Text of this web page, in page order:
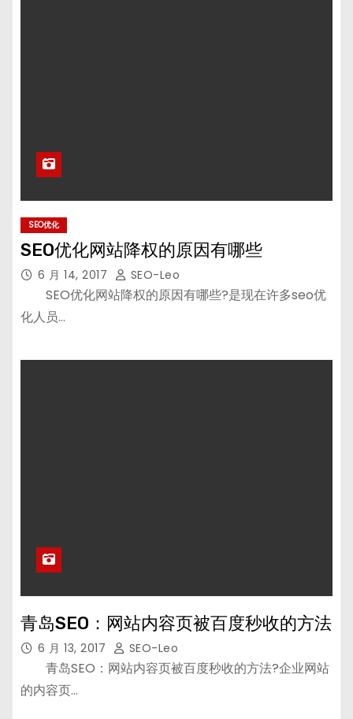
SEO优化
SEO优化网站降权的原因有哪些
6 月 14, 2017 SEO-Leo
SEO优化网站降权的原因有哪些?是现在许多seo优
化人员…
青岛SEO：网站内容页被百度秒收的方法
6 月 13, 2017 SEO-Leo
青岛SEO：网站内容页被百度秒收的方法?企业网站
的内容页…